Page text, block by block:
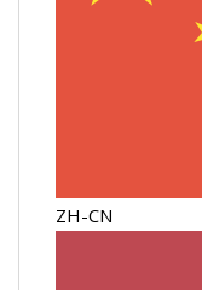
ZH-CN